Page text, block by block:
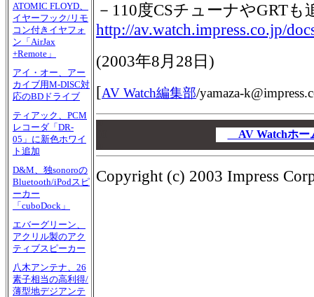
ATOMIC FLOYD、
イヤーフック/リモ
コン付きイヤフォ
ン「AirJax
+Remote」
アイ・オー、アー
カイブ用M-DISC対
応のBDドライブ
ティアック、PCM
レコーダ「DR-
05」に新色ホワイ
ト追加
D&M、独sonoroの
Bluetooth/iPodスピ
ーカー
「cuboDock」
エバーグリーン、
アクリル製のアク
ティブスピーカー
八木アンテナ、26
素子相当の高利得/
薄型地デジアンテ
－110度CSチューナやGRTも
http://av.watch.impress.co.jp/
(2003年8月28日 )
[AV Watch編集部/yamaza-
AV Watchホ
Copyright (c) 2003 Impress